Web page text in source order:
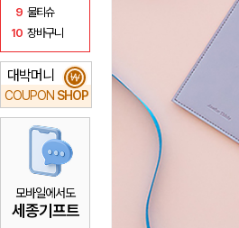
9 물티슈
10 장바구니
대박머니
COUPON SHOP
₩
모바일에서도
세종기프트